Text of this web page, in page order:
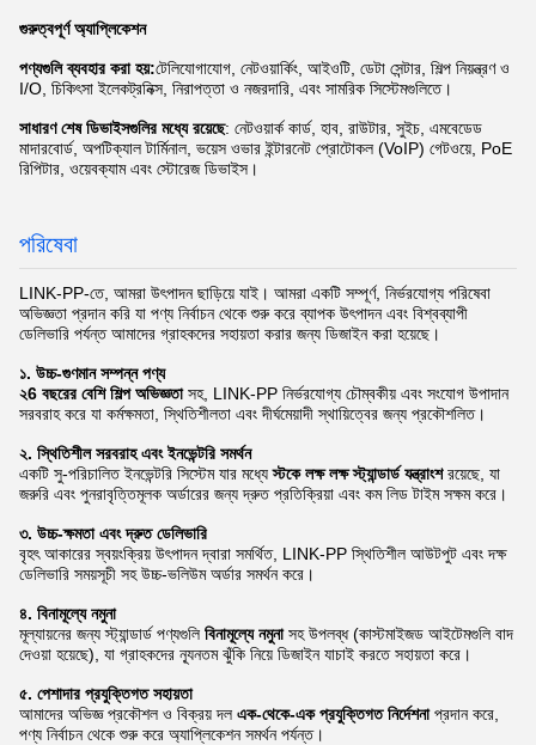
গুরুত্বপূর্ণ অ্যাপ্লিকেশন
পণ্যগুলি ব্যবহার করা হয়:টেলিযোগাযোগ, নেটওয়ার্কিং, আইওটি, ডেটা সেন্টার, শিল্প নিয়ন্ত্রণ ও
I/O, চিকিৎসা ইলেকট্রনিক্স, নিরাপত্তা ও নজরদারি, এবং সামরিক সিস্টেমগুলিতে।
সাধারণ শেষ ডিভাইসগুলির মধ্যে রয়েছে: নেটওয়ার্ক কার্ড, হাব, রাউটার, সুইচ, এমবেডেড
মাদারবোর্ড, অপটিক্যাল টার্মিনাল, ভয়েস ওভার ইন্টারনেট প্রোটোকল (VoIP) গেটওয়ে, PoE
রিপিটার, ওয়েবক্যাম এবং স্টোরেজ ডিভাইস।
পরিষেবা
LINK-PP-তে, আমরা উৎপাদন ছাড়িয়ে যাই। আমরা একটি সম্পূর্ণ, নির্ভরযোগ্য পরিষেবা
অভিজ্ঞতা প্রদান করি যা পণ্য নির্বাচন থেকে শুরু করে ব্যাপক উৎপাদন এবং বিশ্বব্যাপী
ডেলিভারি পর্যন্ত আমাদের গ্রাহকদের সহায়তা করার জন্য ডিজাইন করা হয়েছে।
১. উচ্চ-গুণমান সম্পন্ন পণ্য
২6 বছরের বেশি শিল্প অভিজ্ঞতাসহ, LINK-PP নির্ভরযোগ্য চৌম্বকীয় এবং সংযোগ উপাদান
সরবরাহ করে যা কর্মক্ষমতা, স্থিতিশীলতা এবং দীর্ঘমেয়াদী স্থায়িত্বের জন্য প্রকৌশলিত।
২. স্থিতিশীল সরবরাহ এবং ইনভেন্টরি সমর্থন
একটি সু-পরিচালিত ইনভেন্টরি সিস্টেম যার মধ্যেস্টকে লক্ষ লক্ষ স্ট্যান্ডার্ড যন্ত্রাংশরয়েছে, যা
জরুরি এবং পুনরাবৃত্তিমূলক অর্ডারের জন্য দ্রুত প্রতিক্রিয়া এবং কম লিড টাইম সক্ষম করে।
৩. উচ্চ-ক্ষমতা এবং দ্রুত ডেলিভারি
বৃহৎ আকারের স্বয়ংক্রিয় উৎপাদন দ্বারা সমর্থিত, LINK-PP স্থিতিশীল আউটপুট এবং দক্ষ
ডেলিভারি সময়সূচী সহ উচ্চ-ভলিউম অর্ডার সমর্থন করে।
৪. বিনামূল্যে নমুনা
মূল্যায়নের জন্য স্ট্যান্ডার্ড পণ্যগুলি বিনামূল্যে নমুনাসহ উপলব্ধ (কাস্টমাইজড আইটেমগুলি বাদ
দেওয়া হয়েছে), যা গ্রাহকদের ন্যূনতম ঝুঁকি নিয়ে ডিজাইন যাচাই করতে সহায়তা করে।
৫. পেশাদার প্রযুক্তিগত সহায়তা
আমাদের অভিজ্ঞ প্রকৌশল ও বিক্রয় দল এক-থেকে-এক প্রযুক্তিগত নির্দেশনাপ্রদান করে,
পণ্য নির্বাচন থেকে শুরু করে অ্যাপ্লিকেশন সমর্থন পর্যন্ত।